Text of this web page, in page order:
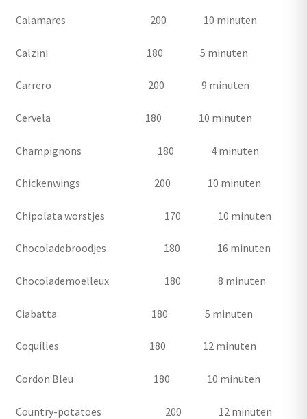
Calamares 200 10 minuten
Calzini 180 5 minuten
Carrero 200 9 minuten
Cervela 180 10 minuten
Champignons 180 4 minuten
Chickenwings 200 10 minuten
Chipolata worstjes 170 10 minuten
Chocoladebroodjes 180 16 minuten
Chocolademoelleux 180 8 minuten
Ciabatta 180 5 minuten
Coquilles 180 12 minuten
Cordon Bleu 180 10 minuten
Country-potatoes 200 12 minuten